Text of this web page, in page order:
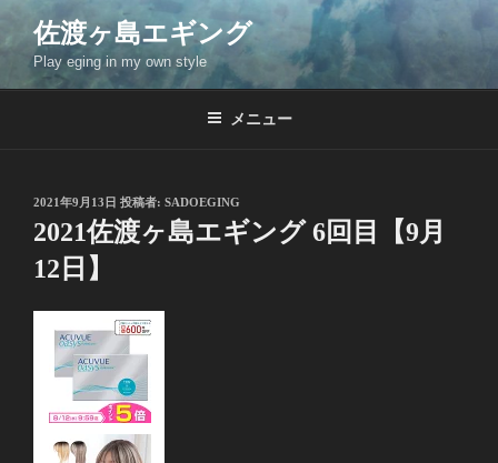
コ
ン
ン
佐渡ヶ島エギング
Play eging in my own style
メニュー
投
稿
日:
2021年9月13日 投稿者: SADOEGING
2021佐渡ヶ島エギング 6回目【9月
12日】